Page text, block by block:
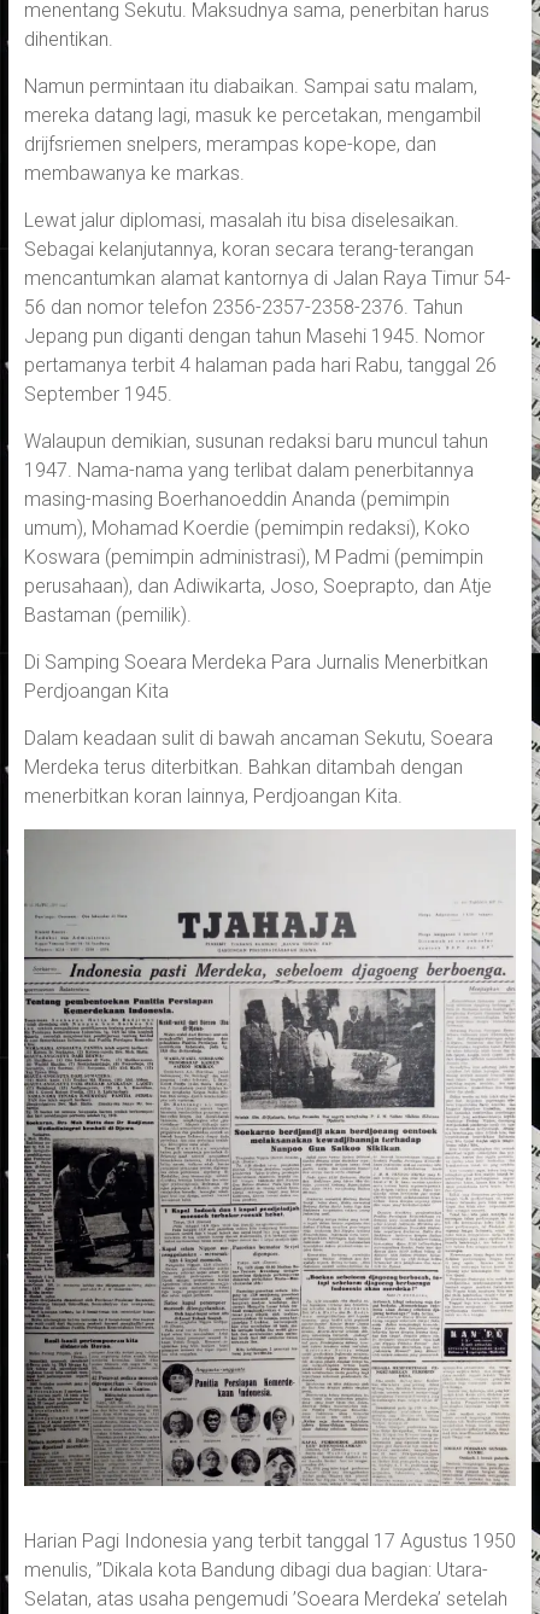
menentang Sekutu. Maksudnya sama, penerbitan harus
dihentikan.
Namun permintaan itu diabaikan. Sampai satu malam,
mereka datang lagi, masuk ke percetakan, mengambil
drijfsriemen snelpers, merampas kope-kope, dan
membawanya ke markas.
Lewat jalur diplomasi, masalah itu bisa diselesaikan.
Sebagai kelanjutannya, koran secara terang-terangan
mencantumkan alamat kantornya di Jalan Raya Timur 54-
56 dan nomor telefon 2356-2357-2358-2376. Tahun
Jepang pun diganti dengan tahun Masehi 1945. Nomor
pertamanya terbit 4 halaman pada hari Rabu, tanggal 26
September 1945.
Walaupun demikian, susunan redaksi baru muncul tahun
1947. Nama-nama yang terlibat dalam penerbitannya
masing-masing Boerhanoeddin Ananda (pemimpin
umum), Mohamad Koerdie (pemimpin redaksi), Koko
Koswara (pemimpin administrasi), M Padmi (pemimpin
perusahaan), dan Adiwikarta, Joso, Soeprapto, dan Atje
Bastaman (pemilik).
Di Samping Soeara Merdeka Para Jurnalis Menerbitkan
Perdjoangan Kita
Dalam keadaan sulit di bawah ancaman Sekutu, Soeara
Merdeka terus diterbitkan. Bahkan ditambah dengan
menerbitkan koran lainnya, Perdjoangan Kita.
Harian Pagi Indonesia yang terbit tanggal 17 Agustus 1950
menulis, ”Dikala kota Bandung dibagi dua bagian: Utara-
Selatan, atas usaha pengemudi ’Soeara Merdeka’ setelah